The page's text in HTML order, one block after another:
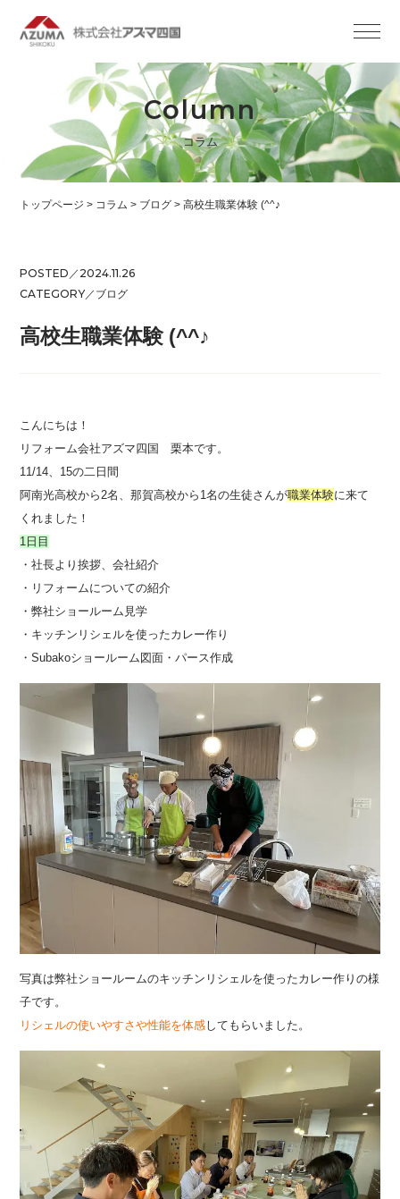
Column
コラム
トップページ > コラム > ブログ >高校生職業体験 (^^♪
POSTED／2024.11.26
CATEGORY／ ブログ
高校生職業体験 (^^♪
こんにちは！
リフォーム会社アズマ四国 栗本です。
11/14、15の二日間
阿南光高校から2名、那賀高校から1名の生徒さんが職業体験に来て
くれました！
1日目
・社長より挨拶、会社紹介
・リフォームについての紹介
・弊社ショールーム見学
・キッチンリシェルを使ったカレー作り
・Subakoショールーム図面・パース作成
写真は弊社ショールームのキッチンリシェルを使ったカレー作りの様
子です。
リシェルの使いやすさや性能を体感してもらいました。